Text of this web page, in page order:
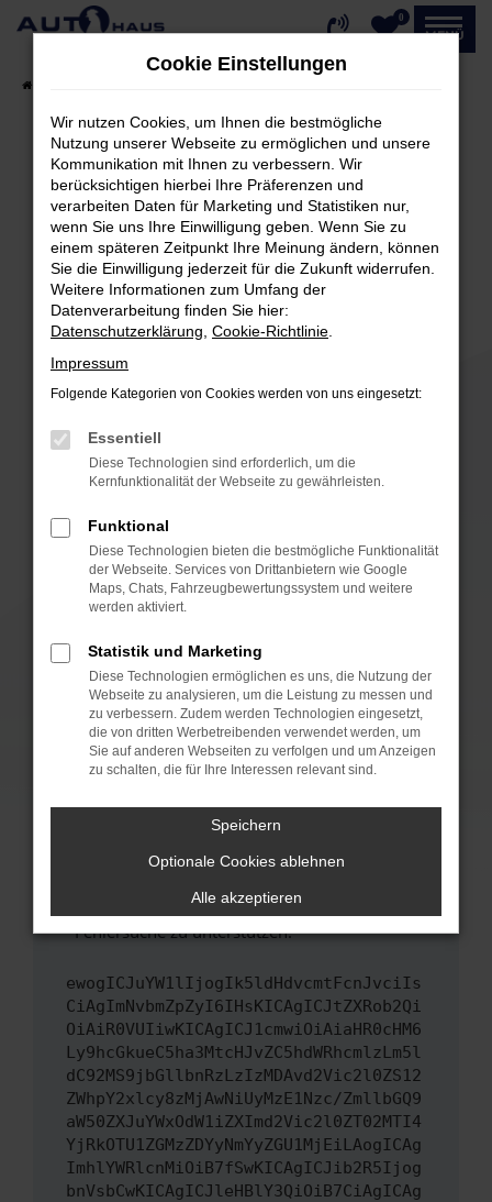
Zum
0
MENÜ
Fehler: Network Error
Beim Laden ist ein Fehler aufgetreten.
Hier sind ein paar Tipps, die dir helfen können:
Überprüfe deine Firewall und deine
Internetverbindung.
Laden andere Webseiten, zum Beispiel deine
Suchmaschine?
Prüfe deine Browsererweiterungen.
können das Laden bestimmter Seiten
verhindern. Funktioniert die Seite in einem
anderen Browser oder in einem privaten
Fenster?
Starte dein Gerät neu.
Das kann manchmal helfen, vorübergehende
Probleme zu beheben.
Betriebssystem auf dem neuesten Stand
sind.
Veraltete Software birgt nicht nur ein
Sicherheitsrisiko, sondern kann auch dazu
führen, dass bestimmte Funktionen nicht mehr
unterstützt werden.
Wende dich an den Webseitenbetreiber.
Wenn du alle oben genannten Schritte versucht
hast, kontaktiere uns bitte. Wir werden
uns diesen Text schicken, um uns bei der
Fehlersuche zu unterstützen:
ewogICJuYW1lIjogIk5ldHdvcmtFcnJvciIs
CiAgImNvbmZpZyI6IHsKICAgICJtZXRob2Qi
OiAiR0VUIiwKICAgICJ1cmwiOiAiaHR0cHM6
Ly9hcGkueC5ha3MtcHJvZC5hdWRhcmlzLm5l
dC92MS9jbGllbnRzLzIzMDAvd2Vic2l0ZS12
ZWhpY2xlcy8zMjAwNiUyMzE1Nzc/ZmllbGQ9
aW50ZXJuYWxOdW1iZXImd2Vic2l0ZT02MTI4
YjRkOTU1ZGMzZDYyNmYyZGU1MjEiLAogICAg
ImhlYWRlcnMiOiB7fSwKICAgICJib2R5Ijog
bnVsbCwKICAgICJleHBlY3QiOiB7CiAgICAg
Cookie Einstellungen
Wir nutzen Cookies, um Ihnen die bestmögliche
Nutzung unserer Webseite zu ermöglichen und unsere
Kommunikation mit Ihnen zu verbessern. Wir
berücksichtigen hierbei Ihre Präferenzen und
verarbeiten Daten für Marketing und Statistiken nur,
wenn Sie uns Ihre Einwilligung geben. Wenn Sie zu
einem späteren Zeitpunkt Ihre Meinung ändern, können
Sie die Einwilligung jederzeit für die Zukunft widerrufen.
Weitere Informationen zum Umfang der
Datenverarbeitung finden Sie hier:
Datenschutzerklärung Cookie-Richtlinie
Impressum
Folgende Kategorien von Cookies werden von uns eingesetzt:
Essentiell
Diese Technologien sind erforderlich, um die
Kernfunktionalität der Webseite zu gewährleisten.
Funktional
Diese Technologien bieten die bestmögliche Funktionalität
der Webseite. Services von Drittanbietern wie Google
Maps, Chats, Fahrzeugbewertungssystem und weitere
werden aktiviert.
Statistik und Marketing
Diese Technologien ermöglichen es uns, die Nutzung der
Webseite zu analysieren, um die Leistung zu messen und
zu verbessern. Zudem werden Technologien eingesetzt,
die von dritten Werbetreibenden verwendet werden, um
Sie auf anderen Webseiten zu verfolgen und um Anzeigen
zu schalten, die für Ihre Interessen relevant sind.
Speichern
Optionale Cookies ablehnen
Alle akzeptieren